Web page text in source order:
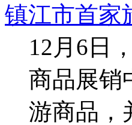
镇江市首家
12月6日
商品展销
游商品，